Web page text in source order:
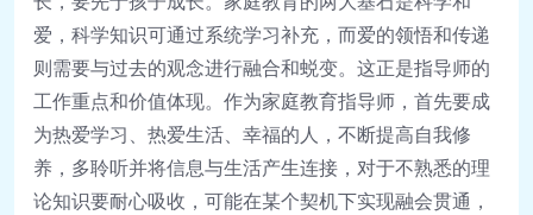
爱，科学知识可通过系统学习补充，而爱的领悟和传递
则需要与过去的观念进行融合和蜕变。这正是指导师的
工作重点和价值体现。作为家庭教育指导师，首先要成
为热爱学习、热爱生活、幸福的人，不断提高自我修
养，多聆听并将信息与生活产生连接，对于不熟悉的理
论知识要耐心吸收，可能在某个契机下实现融会贯通，